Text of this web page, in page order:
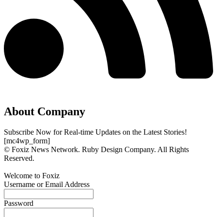
About Company
Subscribe Now for Real-time Updates on the Latest Stories!
[mc4wp_form]
© Foxiz News Network. Ruby Design Company. All Rights
Reserved.
Welcome to Foxiz
Username or Email Address
Password